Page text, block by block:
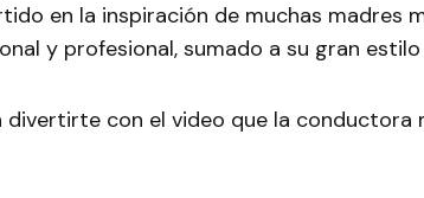
en la inspiración de muchas madres
y profesional, sumado a su gran
divertirte con el video que la conductora